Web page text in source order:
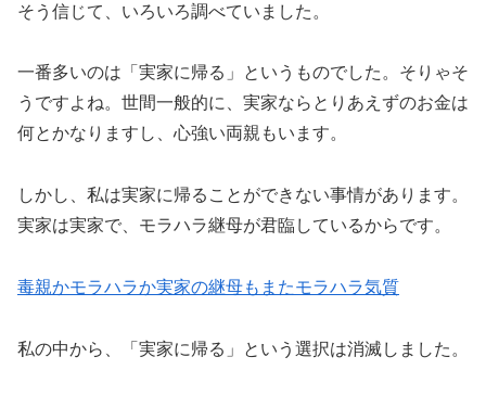
そう信じて、いろいろ調べていました。
一番多いのは「実家に帰る」というものでした。そりゃそ
うですよね。世間一般的に、実家ならとりあえずのお金は
何とかなりますし、心強い両親もいます。
しかし、私は実家に帰ることができない事情があります。
実家は実家で、モラハラ継母が君臨しているからです。
毒親かモラハラか実家の継母もまたモラハラ気質
私の中から、「実家に帰る」という選択は消滅しました。